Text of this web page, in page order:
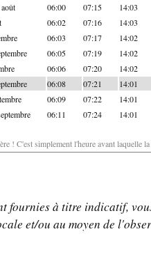
06:00 07:15 14:03
06:02 07:16 14:03
06:03 07:17 14:02
06:05 07:19 14:02
06:06 07:20 14:02
06:08 07:21 14:01
06:09 07:22 14:01
06:11 07:24 14:01
! C'est simplement l'heure avant laquelle
fournies à titre indicatif,
et/ou au moyen de